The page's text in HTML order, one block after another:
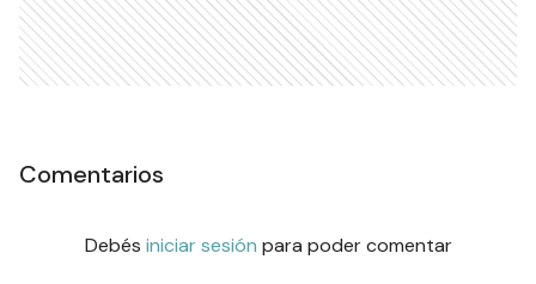
Comentarios
Debés iniciar sesión para poder comentar